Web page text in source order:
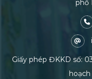
phố
Giấy phép ĐKKD số:
hoạch